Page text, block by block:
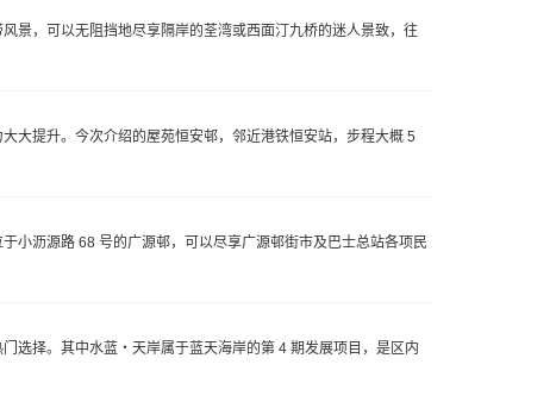
景，可以无阻挡地尽享隔岸的荃湾或西面汀九桥的迷人景致，往
大提升。今次介绍的屋苑恒安邨，邻近港铁恒安站，步程大概 5
小沥源路 68 号的广源邨，可以尽享广源邨街市及巴士总站各项民
选择。其中水蓝・天岸属于蓝天海岸的第 4 期发展项目，是区内